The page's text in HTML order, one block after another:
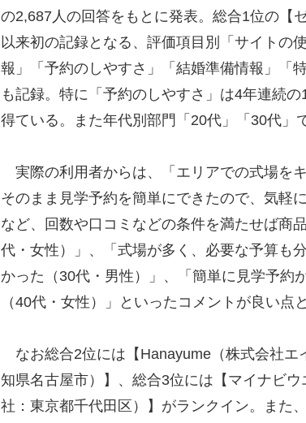
の2,687人の回答をもとに発表。総合1位の【
以来初の記録となる、評価項目別「サイトの
報」「予約のしやすさ」「結婚準備情報」「
も記録。特に「予約のしやすさ」は4年連続
得ている。また年代別部門「20代」「30代」
実際の利用者からは、「エリアでの式場を
そのまま見学予約を簡単にできたので、気軽
など、回数や口コミなどの条件を満たせば商
代・女性）」、「式場が多く、必要な予算も
かった（30代・男性）」、「簡単に見学予約
（40代・女性）」といったコメントが良い点
なお総合2位には【Hanayume（株式会社エ
知県名古屋市）】、総合3位には【マイナビ
社：東京都千代田区）】がランクイン。また